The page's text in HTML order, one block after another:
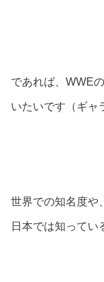
であれば、WWE
いたいです（ギャ
世界での知名度や
日本では知ってい